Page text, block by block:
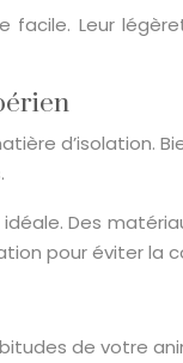
facile. Leur
d’isolation.
Des
pour éviter la
de votre